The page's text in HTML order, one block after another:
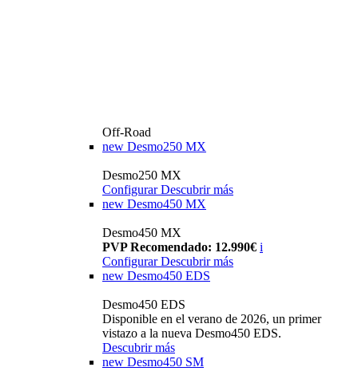
Off-Road
new Desmo250 MX
Desmo250 MX
Configurar Descubrir más
new Desmo450 MX
Desmo450 MX
PVP Recomendado: 12.990€ i
Configurar Descubrir más
new Desmo450 EDS
Desmo450 EDS
Disponible en el verano de 2026, un primer
vistazo a la nueva Desmo450 EDS.
Descubrir más
new Desmo450 SM